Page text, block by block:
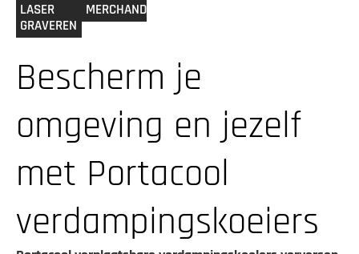
LASER
GRAVEREN
MERCHANDISE
Bescherm je
omgeving en jezelf
met Portacool
verdampingskoeiers